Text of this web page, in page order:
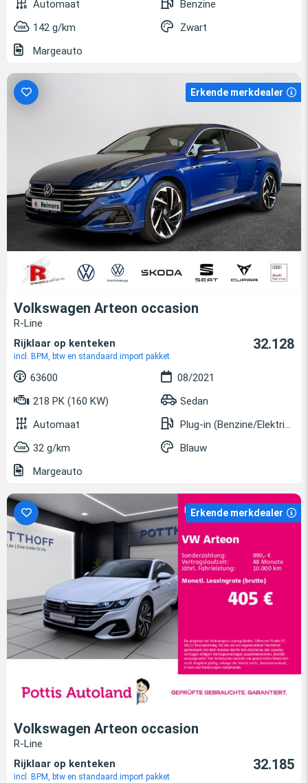
Automaat
Benzine
142 g/km
Zwart
Margeauto
Erkende merkdealer
Volkswagen Arteon occasion
R-Line
Rijklaar op kenteken
incl. BPM, btw en standaard import pakket
32.128
63600
08/2021
218 PK (160 KW)
Sedan
Automaat
Plug-in (Benzine/Elektrisch)
32 g/km
Blauw
Margeauto
Erkende merkdealer
Volkswagen Arteon occasion
R-Line
Rijklaar op kenteken
incl. BPM, btw en standaard import pakket
32.185